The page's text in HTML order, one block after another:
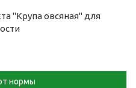
"Крупа овсяная" для
нормы